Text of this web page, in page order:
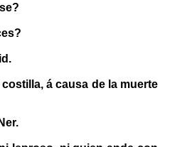
á causa de la muerte